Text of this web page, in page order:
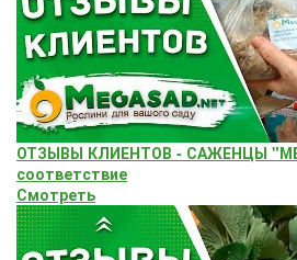
ОТЗЫВЫ КЛИЕНТОВ - САЖЕНЦЫ
соответствие
Смотреть